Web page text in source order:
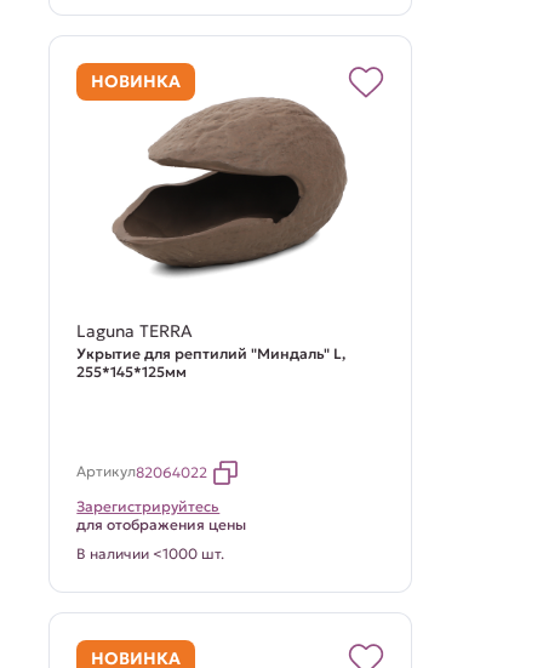
НОВИНКА
Laguna TERRA
Укрытие для рептилий "Миндаль" L,
255*145*125мм
Артикул82064022
Зарегистрируйтесь
для отображения цены
В наличии <1000 шт.
НОВИНКА